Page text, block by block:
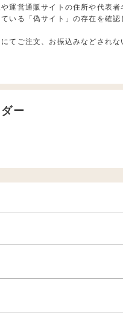
運営通販サイトの住所や代表者
いる「偽サイト」の存在を確認
てご注文、お振込みなどされな
ー